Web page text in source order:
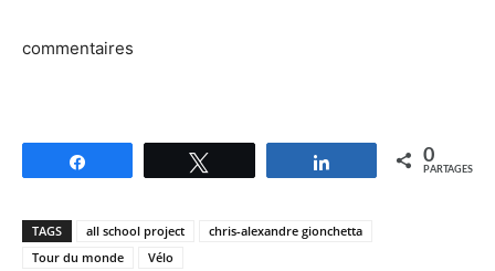
commentaires
Partagez 0
PARTAGES
TAGS all school project
chris-alexandre gionchetta
Tour du monde
Vélo